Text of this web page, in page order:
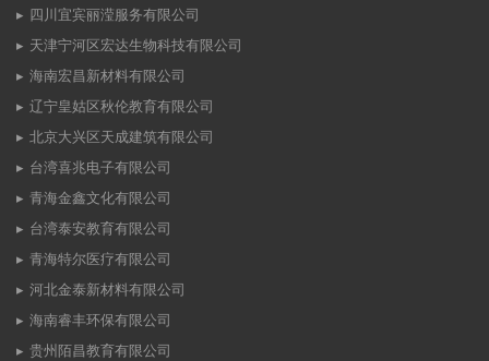
四川宜宾丽滢服务有限公司
天津宁河区宏达生物科技有限公司
海南宏昌新材料有限公司
辽宁皇姑区秋伦教育有限公司
北京大兴区天成建筑有限公司
台湾喜兆电子有限公司
青海金鑫文化有限公司
台湾泰安教育有限公司
青海特尔医疗有限公司
河北金泰新材料有限公司
海南睿丰环保有限公司
贵州陌昌教育有限公司